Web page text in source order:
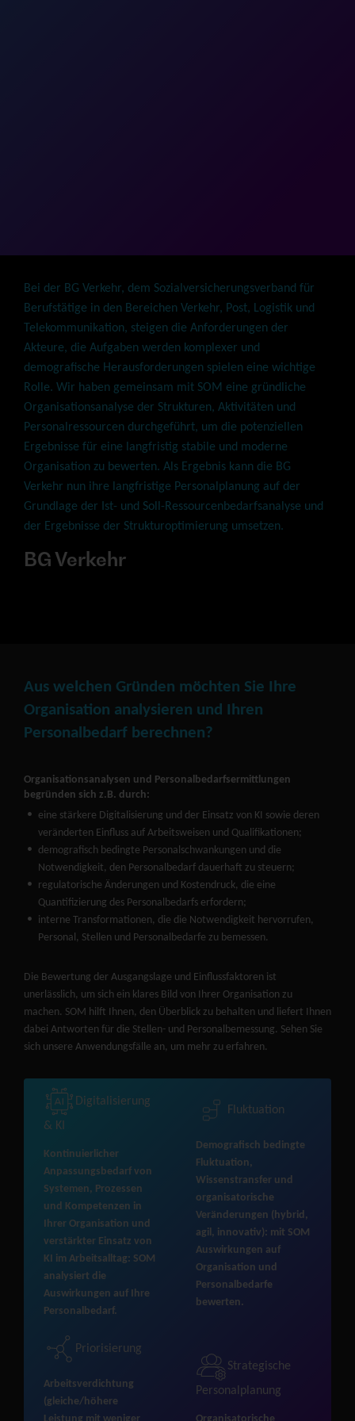
Bei der BG Verkehr, dem Sozialversicherungsverband für
Berufstätige in den Bereichen Verkehr, Post, Logistik und
Telekommunikation, steigen die Anforderungen der
Akteure, die Aufgaben werden komplexer und
demografische Herausforderungen spielen eine wichtige
Rolle. Wir haben gemeinsam mit SOM eine gründliche
Organisationsanalyse der Strukturen, Aktivitäten und
Personalressourcen durchgeführt, um die potenziellen
Ergebnisse für eine langfristig stabile und moderne
Organisation zu bewerten. Als Ergebnis kann die BG
Verkehr nun ihre langfristige Personalplanung auf der
Grundlage der Ist- und Soll-Ressourcenbedarfsanalyse und
der Ergebnisse der Strukturoptimierung umsetzen.
BG Verkehr
Aus welchen Gründen möchten Sie Ihre
Organisation analysieren und Ihren
Personalbedarf berechnen?
Organisationsanalysen und Personalbedarfsermittlungen
begründen sich z.B. durch:
eine stärkere Digitalisierung und der Einsatz von KI sowie deren
veränderten Einfluss auf Arbeitsweisen und Qualifikationen;
demografisch bedingte Personalschwankungen und die
Notwendigkeit, den Personalbedarf dauerhaft zu steuern;
regulatorische Änderungen und Kostendruck, die eine
Quantifizierung des Personalbedarfs erfordern;
interne Transformationen, die die Notwendigkeit hervorrufen,
Personal, Stellen und Personalbedarfe zu bemessen.
Die Bewertung der Ausgangslage und Einflussfaktoren ist
unerlässlich, um sich ein klares Bild von Ihrer Organisation zu
machen. SOM hilft Ihnen, den Überblick zu behalten und liefert Ihnen
dabei Antworten für die Stellen- und Personalbemessung. Sehen Sie
sich unsere Anwendungsfälle an, um mehr zu erfahren.
Digitalisierung
& KI
Kontinuierlicher
Anpassungsbedarf von
Systemen, Prozessen
und Kompetenzen in
Ihrer Organisation und
verstärkter Einsatz von
KI im Arbeitsalltag: SOM
analysiert die
Auswirkungen auf Ihre
Personalbedarf.
Fluktuation
Demografisch bedingte
Fluktuation,
Wissenstransfer und
organisatorische
Veränderungen (hybrid,
agil, innovativ): mit SOM
Auswirkungen auf
Organisation und
Personalbedarfe
bewerten.
Priorisierung
Arbeitsverdichtung
(gleiche/höhere
Strategische
Personalplanung